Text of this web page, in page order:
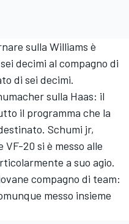
sulla Williams è
decimi al compagno di
di sei decimi.
sulla Haas: il
il programma che la
Schumi jr,
20 si è messo alle
a suo agio.
compagno di team:
messo insieme